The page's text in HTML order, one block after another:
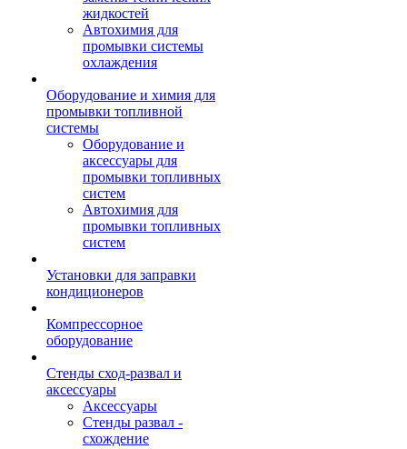
жидкостей
Автохимия для
промывки системы
охлаждения
Оборудование и химия для
промывки топливной
системы
Оборудование и
аксессуары для
промывки топливных
систем
Автохимия для
промывки топливных
систем
Установки для заправки
кондиционеров
Компрессорное
оборудование
Стенды сход-развал и
аксессуары
Аксессуары
Стенды развал -
схождение